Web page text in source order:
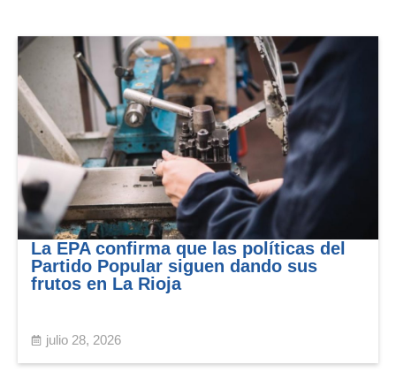
La EPA confirma que las políticas del
Partido Popular siguen dando sus
frutos en La Rioja
julio 28, 2026